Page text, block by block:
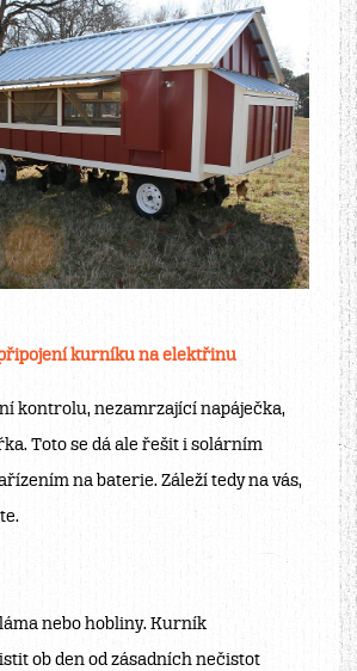
kurníku na elektřinu
kontrolu, nezamrzající napáječka,
Toto se dá ale řešit i solárním
na baterie. Záleží tedy na vás,
nebo hobliny. Kurník
ob den od zásadních nečistot